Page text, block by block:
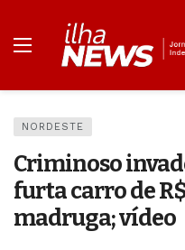
NORDESTE
Criminoso
furta carro de
madruga; vídeo